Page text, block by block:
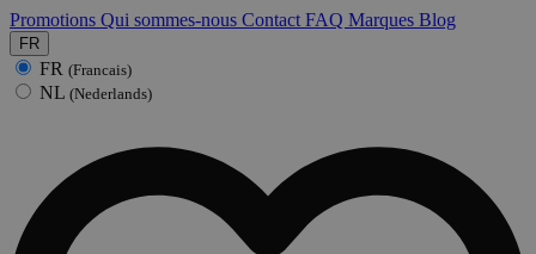
Promotions Qui sommes-nous Contact FAQ Marques Blog
FR
FR (Francais)
NL (Nederlands)